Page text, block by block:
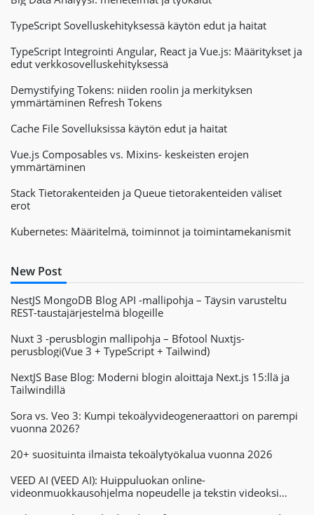
TypeScript Sovelluskehityksessä käytön edut ja haitat
TypeScript Integrointi Angular, React ja Vue.js: Määritykset ja
edut verkkosovelluskehityksessä
Demystifying Tokens: niiden roolin ja merkityksen
ymmärtäminen Refresh Tokens
Cache File Sovelluksissa käytön edut ja haitat
Vue.js Composables vs. Mixins- keskeisten erojen
ymmärtäminen
Stack Tietorakenteiden ja Queue tietorakenteiden väliset
erot
Kubernetes: Määritelmä, toiminnot ja toimintamekanismit
New Post
NestJS MongoDB Blog API -mallipohja – Täysin varusteltu
REST-taustajärjestelmä blogeille
Nuxt 3 -perusblogin mallipohja – Bfotool Nuxtjs-
perusblogi(Vue 3 + TypeScript + Tailwind)
NextJS Base Blog: Moderni blogin aloittaja Next.js 15:llä ja
Tailwindillä
Sora vs. Veo 3: Kumpi tekoälyvideogeneraattori on parempi
vuonna 2026?
20+ suosituinta ilmaista tekoälytyökalua vuonna 2026
VEED AI (VEED AI): Huippuluokan online-
videonmuokkausohjelma nopeudelle ja tekstin videoksi